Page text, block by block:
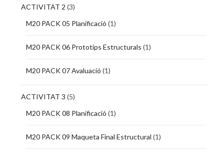
ACTIVITAT 2 (3)
M20 PACK 05 Planificació (1)
M20 PACK 06 Prototips Estructurals (1)
M20 PACK 07 Avaluació (1)
ACTIVITAT 3 (5)
M20 PACK 08 Planificació (1)
M20 PACK 09 Maqueta Final Estructural (1)